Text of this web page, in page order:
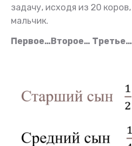
задачу, исходя из 20 коров,
мальчик.
Первое…Второе… Третье…